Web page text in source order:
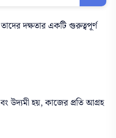
দক্ষতার একটি গুরুত্বপূর্ণ
উদ্যমী হয়, কাজের প্রতি আগ্রহ